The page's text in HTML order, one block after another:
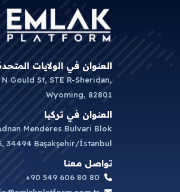
العنوان في الولايات
Gould St, STE R-Sheridan,
Wyoming, 82801
العنوان في تركيا
Menderes Bulvari Blok
34494 Başakşehir/İstanbul
تواصل معنا
+90 549 606 80 80